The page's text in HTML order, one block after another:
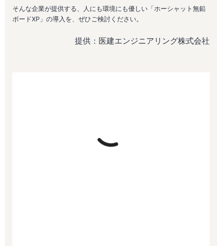
そんな企業が提供する、人にも環境にも優しい「ホーシャット無鉛
ボードXP」の導入を、ぜひご検討ください。
提供：医建エンジニアリング株式会社